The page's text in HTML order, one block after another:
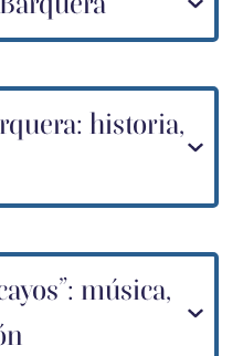
historia,
música,